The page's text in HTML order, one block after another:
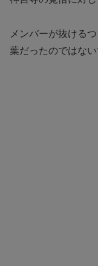
メンバーが抜ける
葉だったのではない